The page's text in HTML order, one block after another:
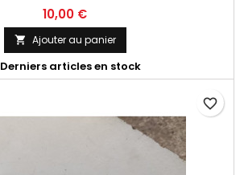
10,00 €
 Ajouter au panier
Derniers articles en stock
favorite_border